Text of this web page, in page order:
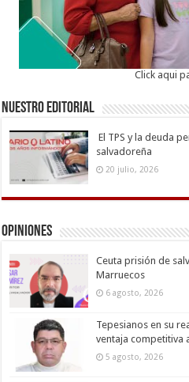
Click aqui
Nuestro Editorial
El TPS y la deuda
salvadoreña
20 julio, 2026
Opiniones
Ceuta prisión de
Marruecos
6 agosto, 2026
Tepesianos en su
ventaja competitiva
5 agosto, 2026